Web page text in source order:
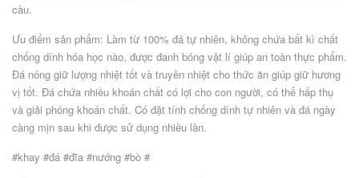
cầu.
Ưu điểm sản phẩm: Làm từ 100% đá tự nhiên, không chứa bất kì chất
chống dính hóa học nào, được đanh bóng vật lí giúp an toàn thực phẩm.
Đá nóng giữ lượng nhiệt tốt và truyền nhiệt cho thức ăn giúp giữ hương
vị tốt. Đá chứa nhiều khoán chất có lợi cho con người, có thể hấp thụ
và giải phóng khoán chất. Có đặt tính chống dính tự nhiên và đá ngày
càng mịn sau khi được sử dụng nhiều lần.
#khay #đá #đĩa #nướng #bò #